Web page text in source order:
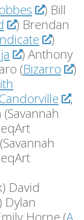
) Bill
) Brendan
)
) Anthony
(Bizarro
)
,
David
Dylan
Horne (A